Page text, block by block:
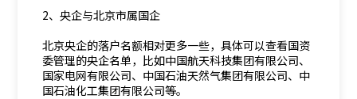
2、央企与北京市属国企
北京央企的落户名额相对更多一些，具体可以查看国资
委管理的央企名单，比如中国航天科技集团有限公司、
国家电网有限公司、中国石油天然气集团有限公司、中
国石油化工集团有限公司等。